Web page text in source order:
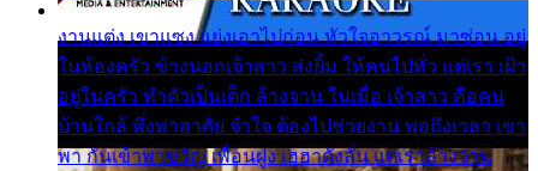
งานแต่ง เขาแซง แย่งเอาไปก่อน หัวใจอาวรณ์ มาซ่อน อยู่
ในห้องครัว ข้างนอกเจ้าสาว ส่งยิ้ม ให้คนไปทั่ว แต่เรา เฝ้า
อยู่ในครัว ทำตัวเป็นเด็ก ล้างจาน ในเมื่อ เจ้าสาว คือคน
บ้านใกล้ พึ่งพาอาศัย จำใจ ต้องไปช่วยงาน พอถึงเวลา เขา
พา กันเข้าพาขวัญ เพื่อนฝูง เฮฮาดังลั่น แต่เราล้างจาน